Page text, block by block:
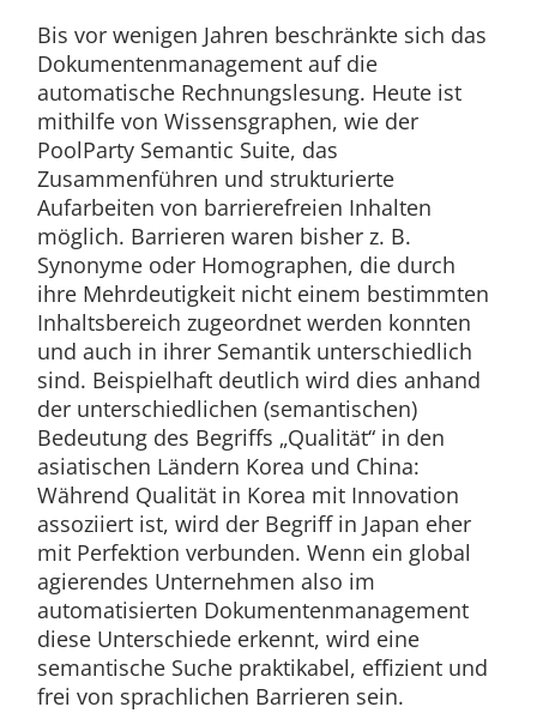
Bis vor wenigen Jahren beschränkte sich das
Dokumentenmanagement auf die
automatische Rechnungslesung. Heute ist
mithilfe von Wissensgraphen, wie der
PoolParty Semantic Suite, das
Zusammenführen und strukturierte
Aufarbeiten von barrierefreien Inhalten
möglich. Barrieren waren bisher z. B.
Synonyme oder Homographen, die durch
ihre Mehrdeutigkeit nicht einem bestimmten
Inhaltsbereich zugeordnet werden konnten
und auch in ihrer Semantik unterschiedlich
sind. Beispielhaft deutlich wird dies anhand
der unterschiedlichen (semantischen)
Bedeutung des Begriffs „Qualität“ in den
asiatischen Ländern Korea und China:
Während Qualität in Korea mit Innovation
assoziiert ist, wird der Begriff in Japan eher
mit Perfektion verbunden. Wenn ein global
agierendes Unternehmen also im
automatisierten Dokumentenmanagement
diese Unterschiede erkennt, wird eine
semantische Suche praktikabel, effizient und
frei von sprachlichen Barrieren sein.